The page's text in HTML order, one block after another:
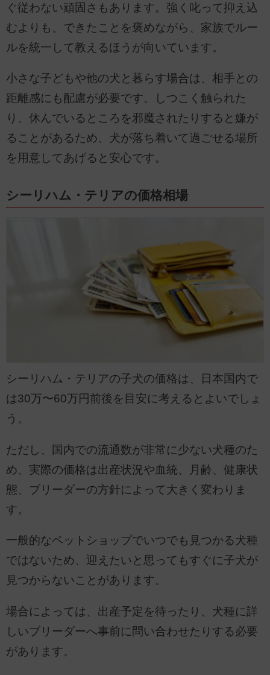
ぐ従わない頑固さもあります。強く叱って抑え込
むよりも、できたことを褒めながら、家族でルー
ルを統一して教えるほうが向いています。
小さな子どもや他の犬と暮らす場合は、相手との
距離感にも配慮が必要です。しつこく触られた
り、休んでいるところを邪魔されたりすると嫌が
ることがあるため、犬が落ち着いて過ごせる場所
を用意してあげると安心です。
シーリハム・テリアの価格相場
シーリハム・テリアの子犬の価格は、日本国内で
は30万〜60万円前後を目安に考えるとよいでしょ
う。
ただし、国内での流通数が非常に少ない犬種のた
め、実際の価格は出産状況や血統、月齢、健康状
態、ブリーダーの方針によって大きく変わりま
す。
一般的なペットショップでいつでも見つかる犬種
ではないため、迎えたいと思ってもすぐに子犬が
見つからないことがあります。
場合によっては、出産予定を待ったり、犬種に詳
しいブリーダーへ事前に問い合わせたりする必要
があります。